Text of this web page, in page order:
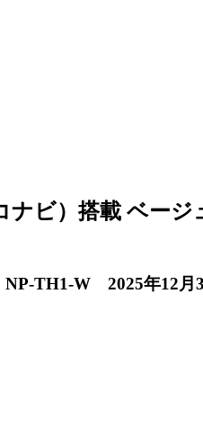
ナビ）搭載 ベー
NP-TH1-W 2025年12